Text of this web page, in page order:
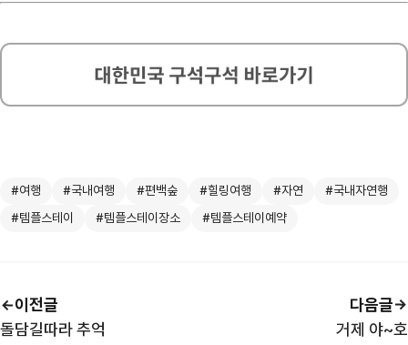
#여행 #국내여행 #편백숲 #힐링여행 #자연
#국내자연행
#템플스테이
#템플스테이장소 #템플스테이예약
이전글
돌담길따라 추억
거제 야~호
다음글